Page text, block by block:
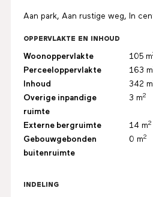
Aan park, Aan rustige weg, In
OPPERVLAKTE EN INHOUD
Woonoppervlakte 105 m
Perceeloppervlakte 163 m
Inhoud 342 m
Overige inpandige
ruimte
3 m2
Externe bergruimte 14 m2
Gebouwgebonden
buitenruimte
0 m2
INDELING